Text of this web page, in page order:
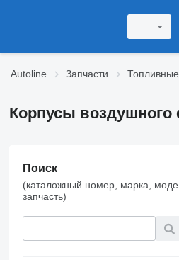
Autoline Запчасти
Корпусы воздушного
Поиск
(каталожный номер, марка,
запчасть)